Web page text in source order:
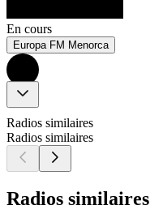
En cours
Europa FM Menorca
Radios similaires
Radios similaires
Radios similaires